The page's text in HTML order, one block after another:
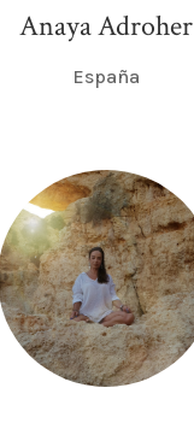
Anaya Adroher
España